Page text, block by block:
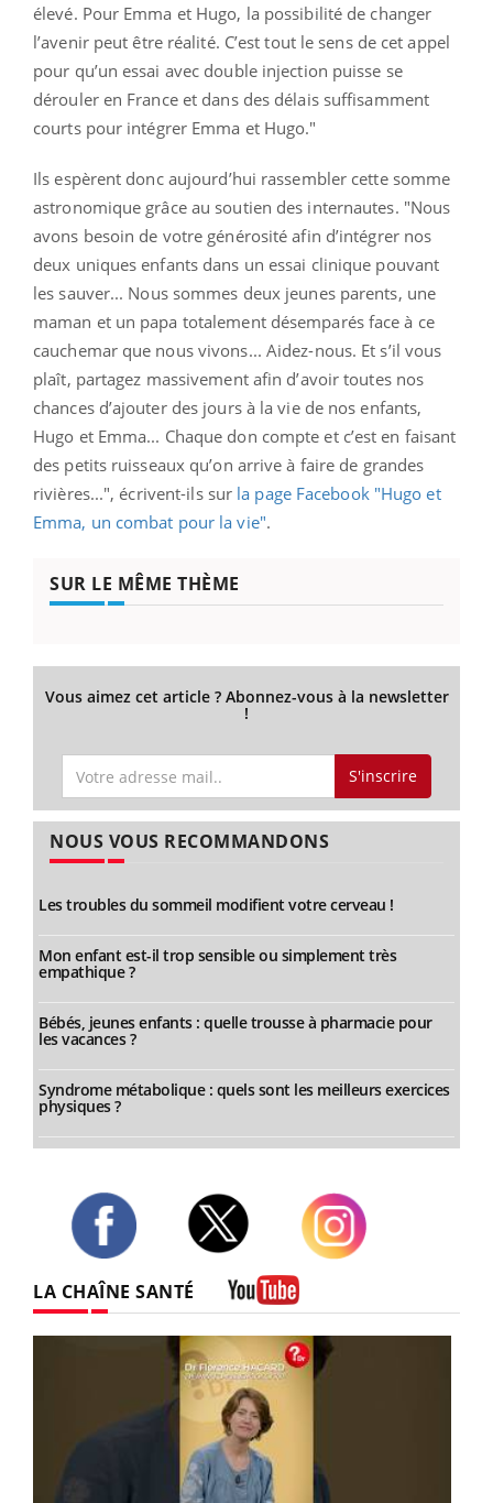
élevé. Pour Emma et Hugo, la possibilité de changer
l’avenir peut être réalité. C’est tout le sens de cet appel
pour qu’un essai avec double injection puisse se
dérouler en France et dans des délais suffisamment
courts pour intégrer Emma et Hugo."
Ils espèrent donc aujourd’hui rassembler cette somme
astronomique grâce au soutien des internautes. "Nous
avons besoin de votre générosité afin d’intégrer nos
deux uniques enfants dans un essai clinique pouvant
les sauver... Nous sommes deux jeunes parents, une
maman et un papa totalement désemparés face à ce
cauchemar que nous vivons... Aidez-nous. Et s’il vous
plaît, partagez massivement afin d’avoir toutes nos
chances d’ajouter des jours à la vie de nos enfants,
Hugo et Emma... Chaque don compte et c’est en faisant
des petits ruisseaux qu’on arrive à faire de grandes
rivières...", écrivent-ils sur la page Facebook "Hugo et
Emma, un combat pour la vie".
SUR LE MÊME THÈME
Vous aimez cet article ? Abonnez-vous à la newsletter
!
S'inscrire
NOUS VOUS RECOMMANDONS
Les troubles du sommeil modifient votre cerveau !
Mon enfant est-il trop sensible ou simplement très
empathique ?
Bébés, jeunes enfants : quelle trousse à pharmacie pour
les vacances ?
Syndrome métabolique : quels sont les meilleurs exercices
physiques ?
LA CHAÎNE SANTÉ